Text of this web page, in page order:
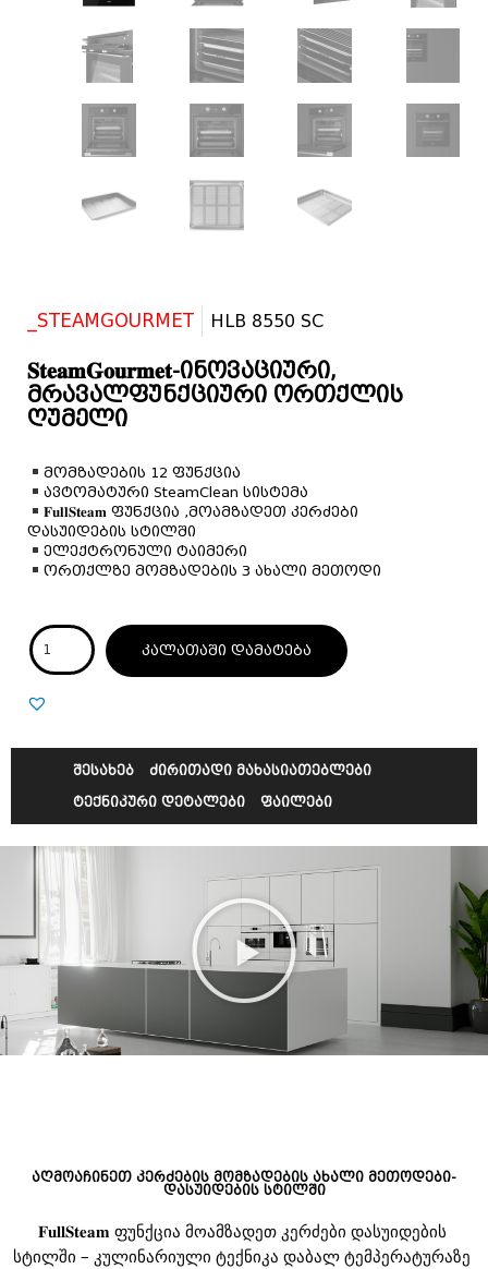
_STEAMGOURMET HLB 8550 SC
𝐒𝐭𝐞𝐚𝐦𝐆𝐨𝐮𝐫𝐦𝐞𝐭-ინოვაციური,
მრავალფუნქციური ორთქლის
ღუმელი
მომზადების 12 ფუნქცია
ავტომატური SteamClean სისტემა
𝐅𝐮𝐥𝐥𝐒𝐭𝐞𝐚𝐦ფუნქცია ,მოამზადეთ კერძები
დასუიდების სტილში
ელექტრონული ტაიმერი
ორთქლზე მომზადების 3 ახალი მეთოდი
კალათაში დამატება
შესახებ
ძირითადი მახასიათებლები
ტექნიკური დეტალები
ფაილები
აღმოაჩინეთ კერძების მომზადების ახალი მეთოდები-
დასუიდების სტილში
𝐅𝐮𝐥𝐥𝐒𝐭𝐞𝐚𝐦 ფუნქცია მოამზადეთ კერძები დასუიდების
სტილში – კულინარიული ტექნიკა დაბალ ტემპერატურაზე